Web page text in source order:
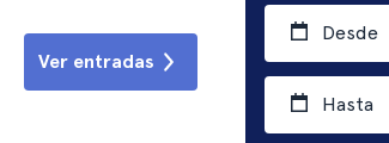
Desde
Hasta
Ver entradas